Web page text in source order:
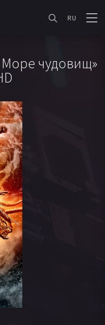
RU
чудовищ»